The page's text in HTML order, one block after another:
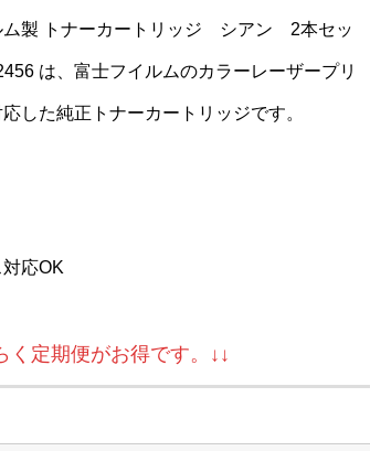
ム製 トナーカートリッジ シアン 2本セッ
は、富士フイルムのカラーレーザープリ
した純正トナーカートリッジです。
応OK
く定期便がお得です。↓↓